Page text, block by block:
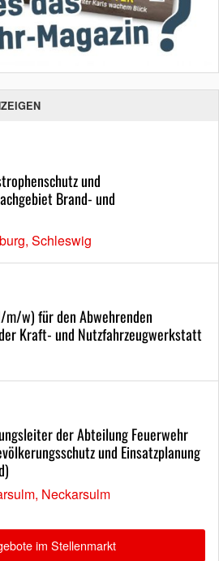
und
Brand- und
Schleswig
w) für den Abwehrenden
Kraft- und Nutzfahrzeugwerkstatt
der Abteilung Feuerwehr
und Einsatzplanung
Neckarsulm
im Stellenmarkt